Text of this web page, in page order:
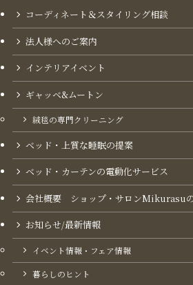
コーディネート＆スタイリング​相談
法人様へのご案内
インテリアイベント
ギャッベ&ムートン
絨毯の専門クリーニング
ベッド・上質な睡眠の提案
ベッド・カーテンの電動化サービス
会社概要 ショップ・サロンMikurasu
お知らせ/最新情報
イベント情報・フェア情報
暮らしのヒント